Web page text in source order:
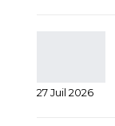
27 Juil 2026